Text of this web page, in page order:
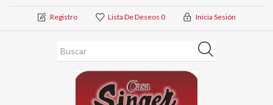
Registro Lista De Deseos 0 Inicia Sesión